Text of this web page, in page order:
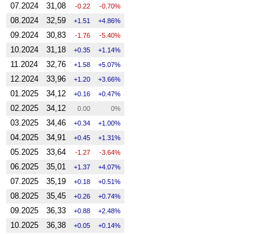
07.2024 31,08 -0.22 -0.70%
08.2024 32,59 1.51 4.86%
09.2024 30,83 -1.76 -5.40%
10.2024 31,18 0.35 1.14%
11.2024 32,76 1.58 5.07%
12.2024 33,96 1.20 3.66%
01.2025 34,12 0.16 0.47%
02.2025 34,12 0.00 0%
03.2025 34,46 0.34 1.00%
04.2025 34,91 0.45 1.31%
05.2025 33,64 -1.27 -3.64%
06.2025 35,01 1.37 4.07%
07.2025 35,19 0.18 0.51%
08.2025 35,45 0.26 0.74%
09.2025 36,33 0.88 2.48%
10.2025 36,38 0.05 0.14%